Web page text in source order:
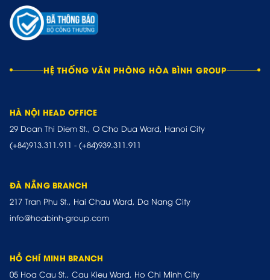
HỆ THỐNG VĂN PHÒNG HÒA BÌNH GROUP
HÀ NỘI HEAD OFFICE
29 Doan Thi Diem St., O Cho Dua Ward, Hanoi City
(+84)913.311.911 - (+84)939.311.911
ĐÀ NẴNG BRANCH
217 Tran Phu St., Hai Chau Ward, Da Nang City
info@hoabinh-group.com
HỒ CHÍ MINH BRANCH
05 Hoa Cau St., Cau Kieu Ward, Ho Chi Minh City